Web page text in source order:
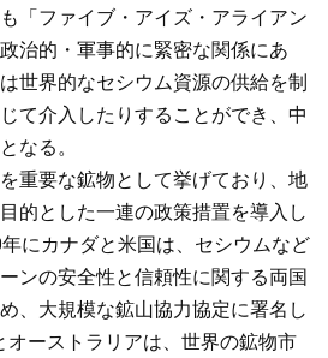
「ファイブ・アイズ・アライアン
治的・軍事的に緊密な関係にあ
世界的なセシウム資源の供給を制
て介入したりすることができ、中
なる。
重要な鉱物として挙げており、地
的とした一連の政策措置を導入し
にカナダと米国は、セシウムなど
ンの安全性と信頼性に関する両国
、大規模な鉱山協力協定に署名し
オーストラリアは、世界の鉱物市